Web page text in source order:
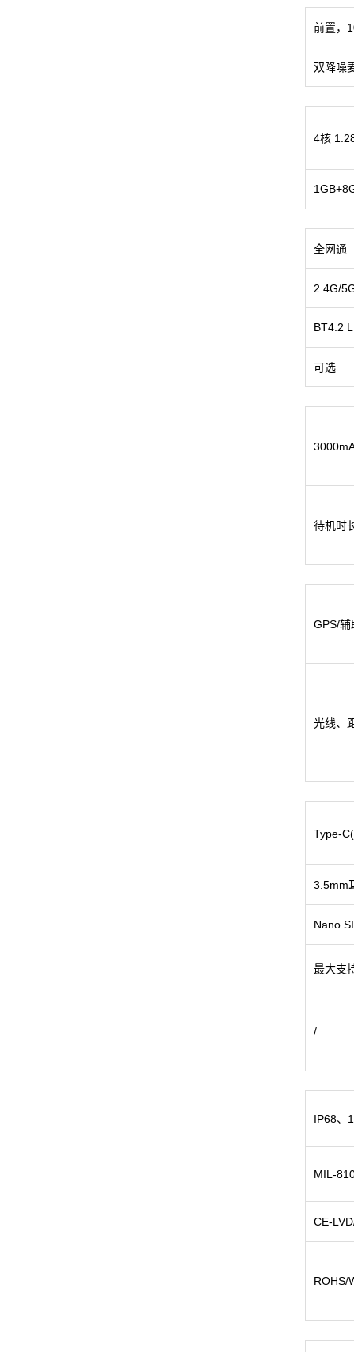
前置，
双降噪
4核
全网通
2.4G/
BT4.2
可选
待机时
GPS/辅
光线、
Type-
3.5mm
Nano
最大支
/
IP68、
MIL-
CE-
ROHS/